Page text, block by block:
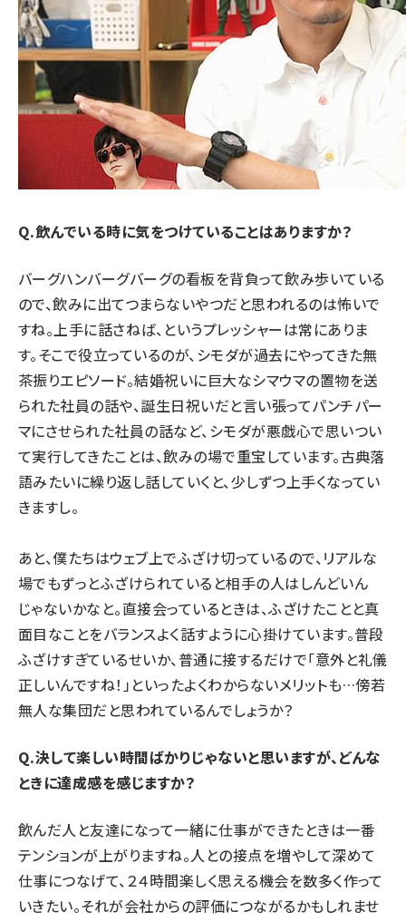
Q.飲んでいる時に気をつけていることはありますか？
バーグハンバーグバーグの看板を背負って飲み歩いている
ので、飲みに出てつまらないやつだと思われるのは怖いで
すね。上手に話さねば、というプレッシャーは常にありま
す。そこで役立っているのが、シモダが過去にやってきた無
茶振りエピソード。結婚祝いに巨大なシマウマの置物を送
られた社員の話や、誕生日祝いだと言い張ってパンチパー
マにさせられた社員の話など、シモダが悪戯心で思いつい
て実行してきたことは、飲みの場で重宝しています。古典落
語みたいに繰り返し話していくと、少しずつ上手くなってい
きますし。
あと、僕たちはウェブ上でふざけ切っているので、リアルな
場でもずっとふざけられていると相手の人はしんどいん
じゃないかなと。直接会っているときは、ふざけたことと真
面目なことをバランスよく話すように心掛けています。普段
ふざけすぎているせいか、普通に接するだけで「意外と礼儀
正しいんですね！」といったよくわからないメリットも…傍若
無人な集団だと思われているんでしょうか？
Q.決して楽しい時間ばかりじゃないと思いますが、どんな
ときに達成感を感じますか？
飲んだ人と友達になって一緒に仕事ができたときは一番
テンションが上がりますね。人との接点を増やして深めて
仕事につなげて、２４時間楽しく思える機会を数多く作って
いきたい。それが会社からの評価につながるかもしれませ